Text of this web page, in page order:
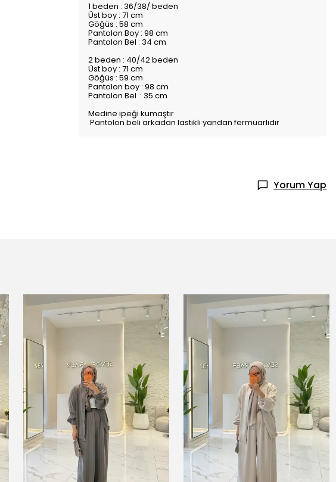
1 beden : 36/38/ beden
Üst boy : 71 cm
Göğüs : 58 cm
Pantolon Boy : 98 cm
Pantolon Bel : 34 cm
2 beden : 40/42 beden
Üst boy : 71 cm
Göğüs : 59 cm
Pantolon boy : 98 cm
Pantolon Bel : 35 cm
Medine ipeği kumaştır
Pantolon beli arkadan lastikli yandan fermuarlıdır
Yorum Yap